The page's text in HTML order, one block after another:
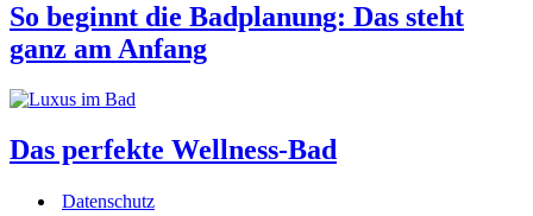
So beginnt die Badplanung: Das steht
ganz am Anfang
Das perfekte Wellness-Bad
Datenschutz